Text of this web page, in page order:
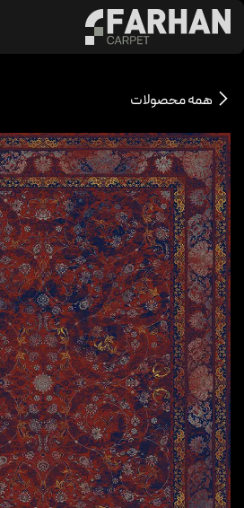
رد شدن به محتوا
همه محصولات